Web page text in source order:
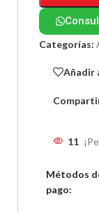
Categorías:
Añadir
11
Métodos
pago: